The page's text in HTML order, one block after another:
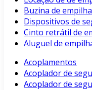
Buzina de
Dispositivos de
Cinto retrátil de
Aluguel de
Acoplamentos
Acoplador de
Acoplador de